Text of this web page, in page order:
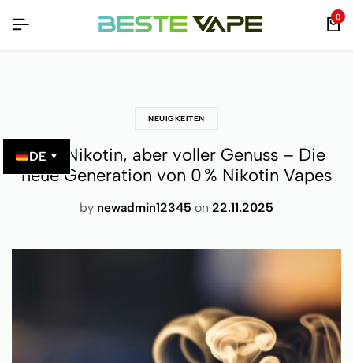
DE ▼
– MIT QR-CODE ÜBERPRÜFBAR!
– MIT QR-CODE ÜBERPRÜFBAR!
– MIT QR-CODE ÜBERPRÜFBAR! 0
NEUIGKEITEN
Kein Nikotin, aber voller Genuss – Die
neue Generation von 0 % Nikotin Vapes
by newadmin12345 on 22.11.2025